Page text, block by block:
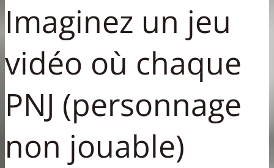
Imaginez un jeu
vidéo où chaque
PNJ (personnage
non jouable)